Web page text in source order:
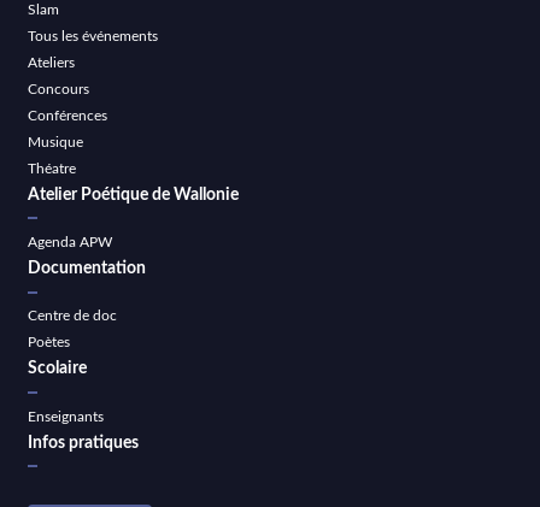
Slam
Tous les événements
Ateliers
Concours
Conférences
Musique
Théatre
Atelier Poétique de Wallonie
Agenda APW
Documentation
Centre de doc
Poètes
Scolaire
Enseignants
Infos pratiques